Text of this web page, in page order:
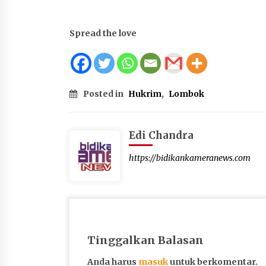
Spread the love
Posted in Hukrim, Lombok
Edi Chandra
https://bidikankameranews.com
Tinggalkan Balasan
Anda harus masukuntuk berkomentar.